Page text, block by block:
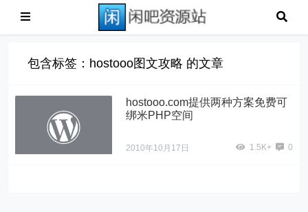
包含标签：hostooo图文攻略 的文章
hostooo.com提供两种方案免费可
绑米PHP空间
2010年10月17日 1.5K+ 0